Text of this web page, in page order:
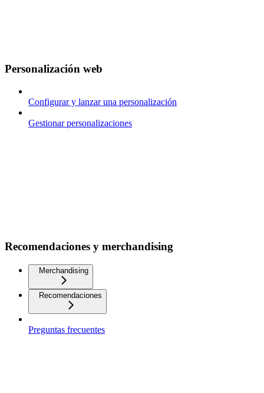
Personalización web
Configurar y lanzar una personalización
Gestionar personalizaciones
Recomendaciones y merchandising
Merchandising
Recomendaciones
Preguntas frecuentes